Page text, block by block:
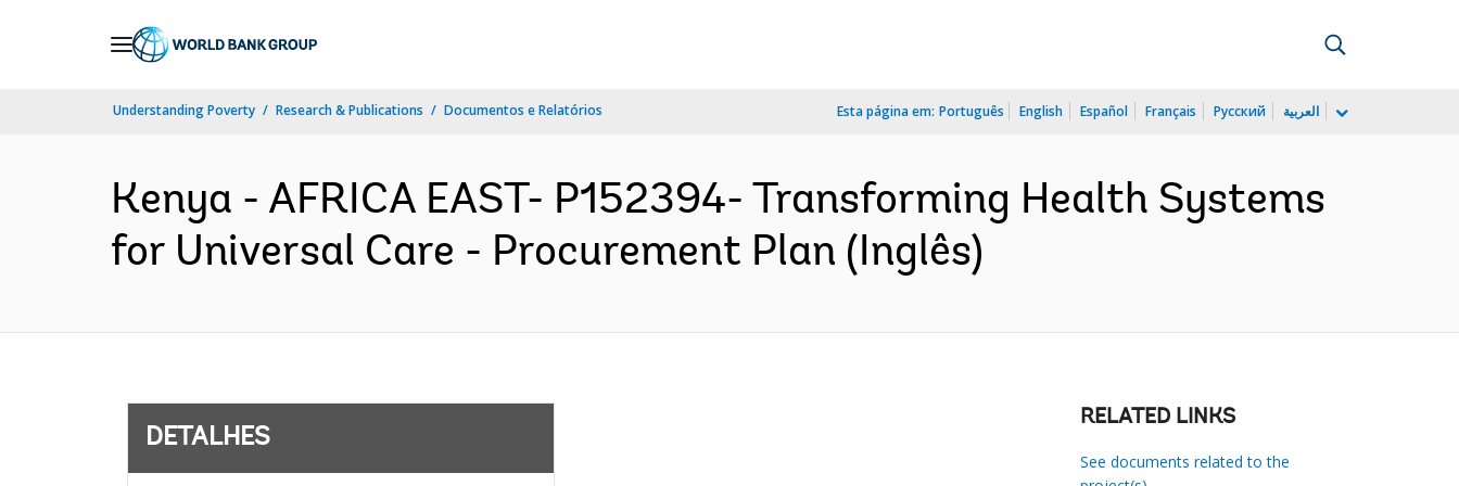
Understanding Poverty Research & Publications Documentos e Relatórios Esta página em: Português English Español Français Русский العربية
Kenya - AFRICA EAST- P152394- Transforming Health Systems
for Universal Care - Procurement Plan (Inglês)
DETALHES
RELATED LINKS
See documents related to the